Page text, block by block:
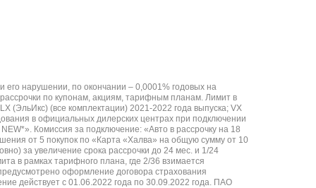
его нарушении, по окончании – 0,0001% годовых на
рассрочки по купонам, акциям, тарифным планам. Лимит в
(ЭльИкс) (все комплектации) 2021-2022 года выпуска; VX
в официальных дилерских центрах при подключении
Комиссия за подключение: «Авто в рассрочку на 18
от 5 покупок по «Карта «Халва» на общую сумму от 10
за увеличение срока рассрочки до 24 мес. и 1/24
в рамках тарифного плана, где 2/36 взимается
оформление договора страхования
действует с 01.06.2022 года по 30.09.2022 года. ПАО